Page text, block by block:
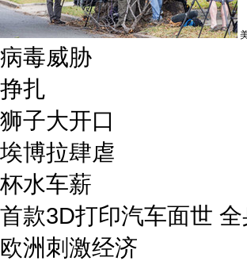
病毒威胁
挣扎
狮子大开口
埃博拉肆虐
杯水车薪
首款3D打印汽车面世
欧洲刺激经济